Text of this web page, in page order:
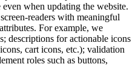
when updating the website.
readers with meaningful
For example, we
descriptions for actionable icons
cart icons, etc.); validation
roles such as buttons,